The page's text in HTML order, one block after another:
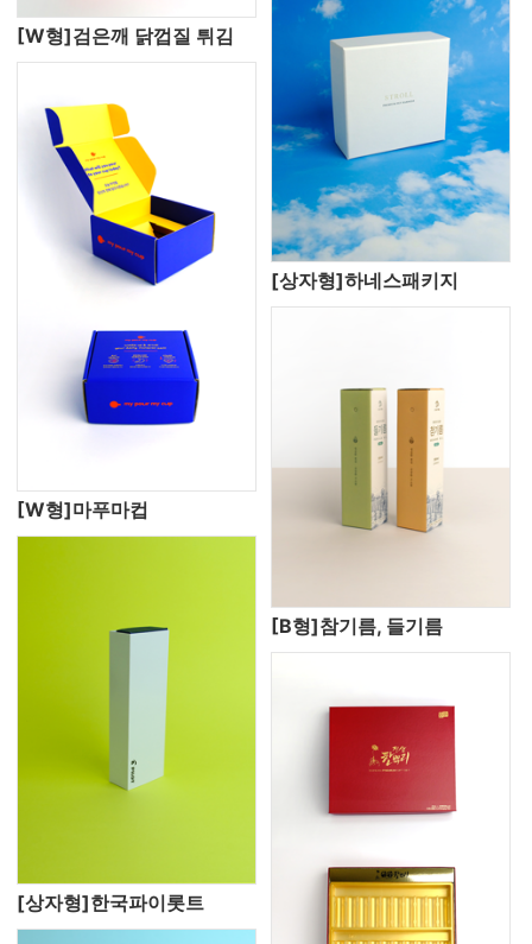
[W형]검은깨 닭껍질 튀김
[W형]마푸마컵
[상자형]하네스패키지
[상자형]한국파이롯트
[B형]참기름, 들기름